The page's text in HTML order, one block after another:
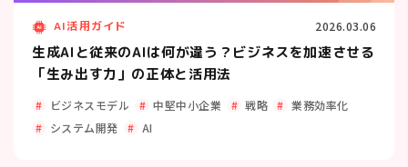
AI活用ガイド 2026.03.06
生成AIと従来のAIは何が違う？ビジネスを加速させる
「生み出す力」の正体と活用法
ビジネスモデル 中堅中小企業 戦略
業務効率化
システム開発
AI